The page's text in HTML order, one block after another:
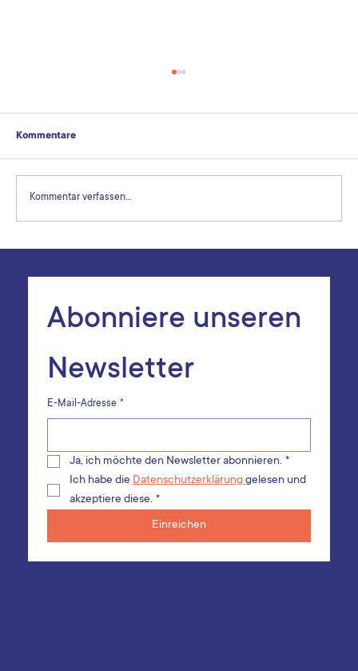
Neue Chargen von Referenzmaterialien, einschließlich
Kommentare
Kommentar verfassen...
Abonniere unseren
Newsletter
E-Mail-Adresse *
Ja, ich möchte den Newsletter abonnieren. *
Ich habe die Datenschutzerklärung gelesen und
akzeptiere diese. *
Einreichen